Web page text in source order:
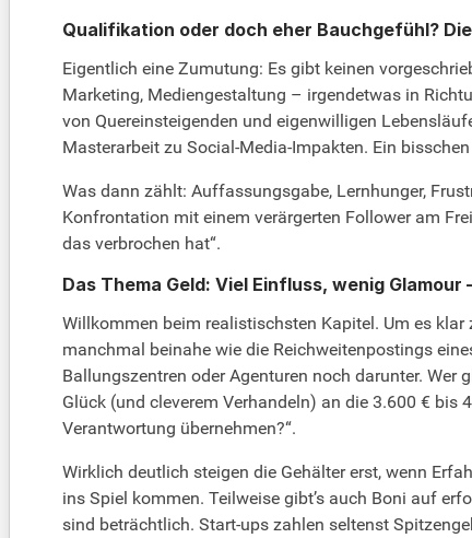
Qualifikation oder doch eher Bauchgefühl?
Eigentlich eine Zumutung: Es gibt keinen
Marketing, Mediengestaltung – irgendetwas in
von Quereinsteigenden und eigenwilligen
Masterarbeit zu Social-Media-Impakten. Ein
Was dann zählt: Auffassungsgabe, Lernhunger,
Konfrontation mit einem verärgerten Follower am
das verbrochen hat“.
Das Thema Geld: Viel Einfluss, wenig
Willkommen beim realistischsten Kapitel. Um es
manchmal beinahe wie die Reichweitenpostings
Ballungszentren oder Agenturen noch darunter.
Glück (und cleverem Verhandeln) an die 3.600 €
Verantwortung übernehmen?“.
Wirklich deutlich steigen die Gehälter erst, wenn
ins Spiel kommen. Teilweise gibt’s auch Boni auf
sind beträchtlich. Start-ups zahlen seltenst